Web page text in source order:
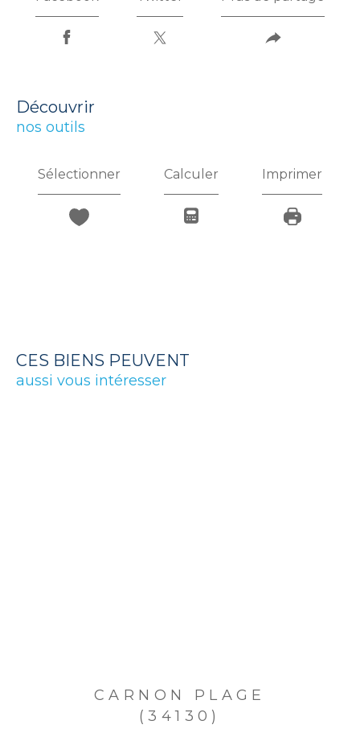
découvrir
nos outils
Sélectionner Calculer Imprimer
CES BIENS PEUVENT
aussi vous intéresser
CARNON PLAGE
(34130)